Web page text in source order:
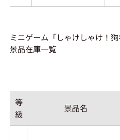
ミニゲーム「しゃけしゃけ！
景品在庫一覧
等
級
景品名